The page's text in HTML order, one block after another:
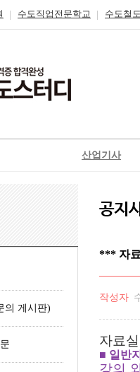
수도직업전문학교 수도철
전설비
사
산업기사
전기공사
신재생에너지발전설
철도운송산업기사
*** 자
작성자
자료
■ 일반
강의
의 게시판)